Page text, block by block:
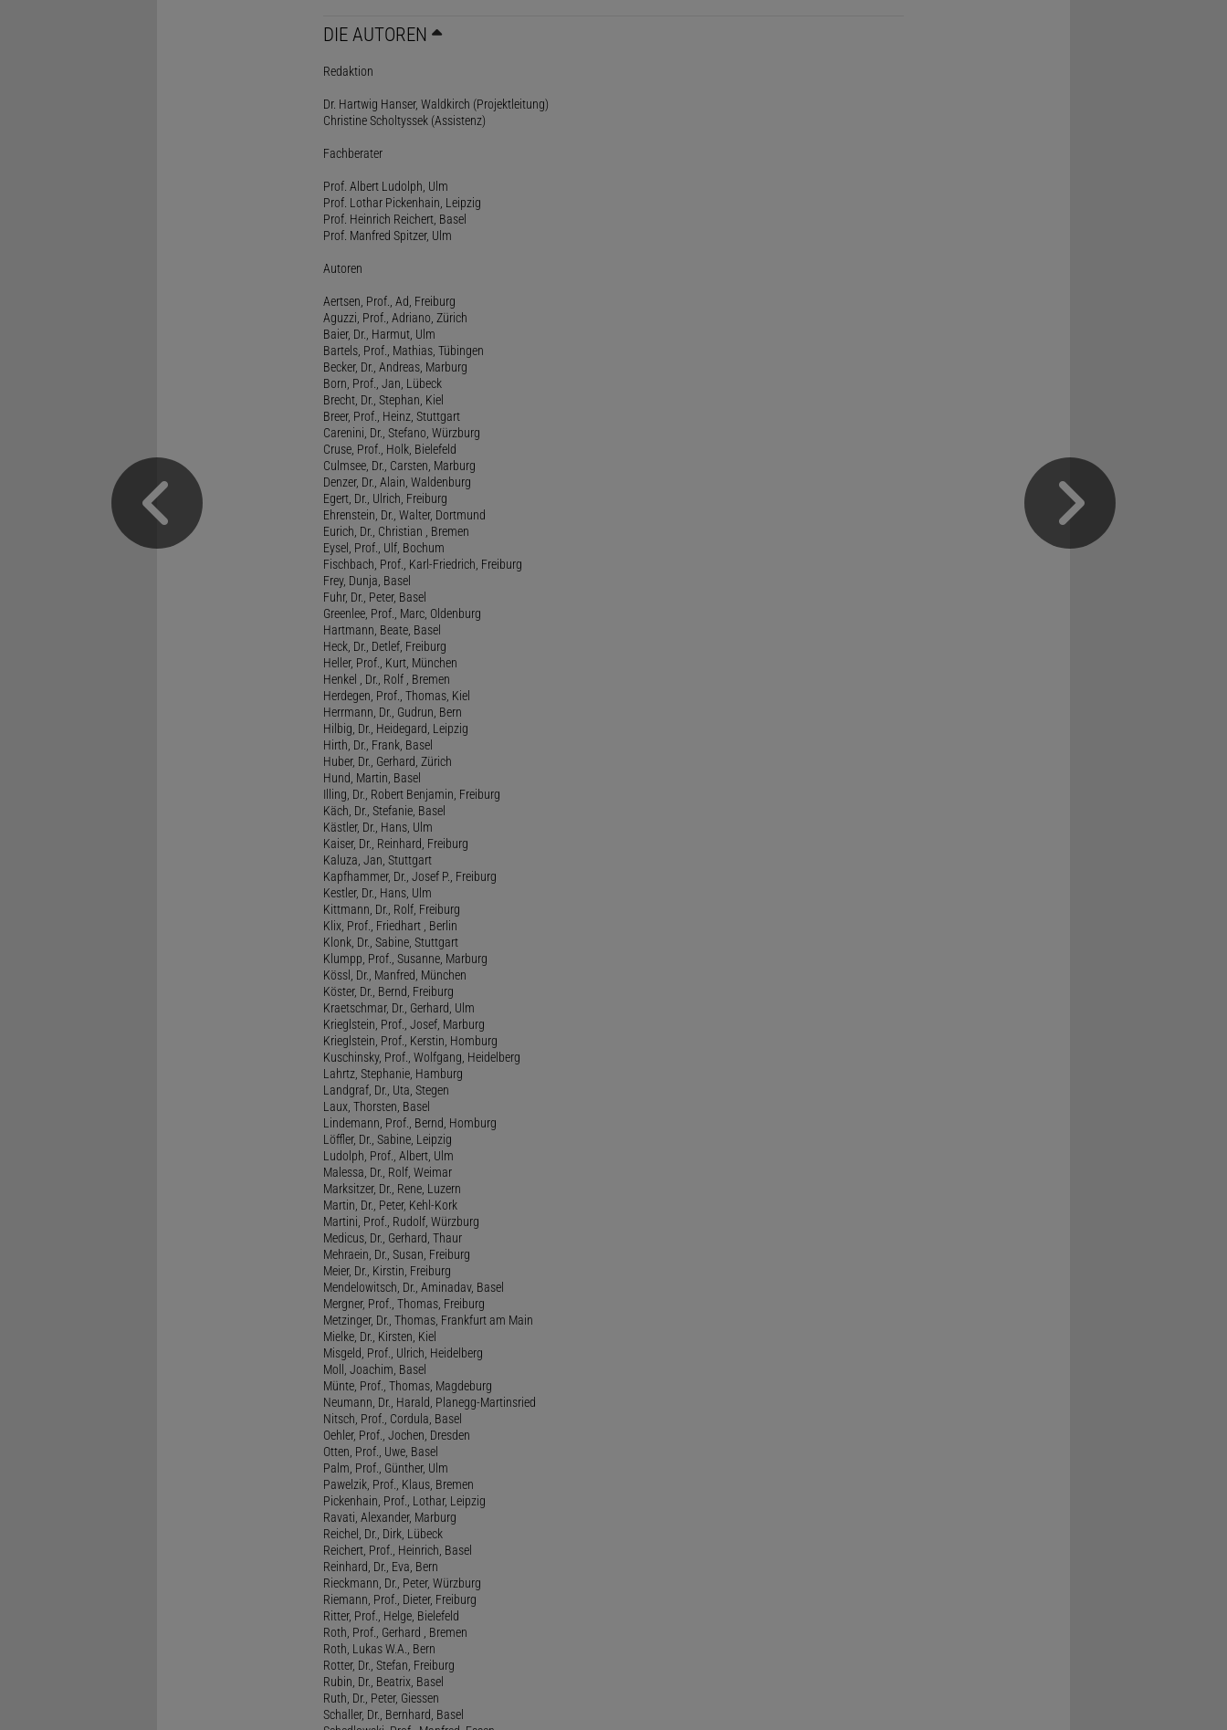
DIE AUTOREN
Redaktion
Dr. Hartwig Hanser, Waldkirch (Projektleitung)
Christine Scholtyssek (Assistenz)
Fachberater
Prof. Albert Ludolph, Ulm
Prof. Lothar Pickenhain, Leipzig
Prof. Heinrich Reichert, Basel
Prof. Manfred Spitzer, Ulm
Autoren
Aertsen, Prof., Ad, Freiburg
Aguzzi, Prof., Adriano, Zürich
Baier, Dr., Harmut, Ulm
Bartels, Prof., Mathias, Tübingen
Becker, Dr., Andreas, Marburg
Born, Prof., Jan, Lübeck
Brecht, Dr., Stephan, Kiel
Breer, Prof., Heinz, Stuttgart
Carenini, Dr., Stefano, Würzburg
Cruse, Prof., Holk, Bielefeld
Culmsee, Dr., Carsten, Marburg
Denzer, Dr., Alain, Waldenburg
Egert, Dr., Ulrich, Freiburg
Ehrenstein, Dr., Walter, Dortmund
Eurich, Dr., Christian , Bremen
Eysel, Prof., Ulf, Bochum
Fischbach, Prof., Karl-Friedrich, Freiburg
Frey, Dunja, Basel
Fuhr, Dr., Peter, Basel
Greenlee, Prof., Marc, Oldenburg
Hartmann, Beate, Basel
Heck, Dr., Detlef, Freiburg
Heller, Prof., Kurt, München
Henkel , Dr., Rolf , Bremen
Herdegen, Prof., Thomas, Kiel
Herrmann, Dr., Gudrun, Bern
Hilbig, Dr., Heidegard, Leipzig
Hirth, Dr., Frank, Basel
Huber, Dr., Gerhard, Zürich
Hund, Martin, Basel
Illing, Dr., Robert Benjamin, Freiburg
Käch, Dr., Stefanie, Basel
Kästler, Dr., Hans, Ulm
Kaiser, Dr., Reinhard, Freiburg
Kaluza, Jan, Stuttgart
Kapfhammer, Dr., Josef P., Freiburg
Kestler, Dr., Hans, Ulm
Kittmann, Dr., Rolf, Freiburg
Klix, Prof., Friedhart , Berlin
Klonk, Dr., Sabine, Stuttgart
Klumpp, Prof., Susanne, Marburg
Kössl, Dr., Manfred, München
Köster, Dr., Bernd, Freiburg
Kraetschmar, Dr., Gerhard, Ulm
Krieglstein, Prof., Josef, Marburg
Krieglstein, Prof., Kerstin, Homburg
Kuschinsky, Prof., Wolfgang, Heidelberg
Lahrtz, Stephanie, Hamburg
Landgraf, Dr., Uta, Stegen
Laux, Thorsten, Basel
Lindemann, Prof., Bernd, Homburg
Löffler, Dr., Sabine, Leipzig
Ludolph, Prof., Albert, Ulm
Malessa, Dr., Rolf, Weimar
Marksitzer, Dr., Rene, Luzern
Martin, Dr., Peter, Kehl-Kork
Martini, Prof., Rudolf, Würzburg
Medicus, Dr., Gerhard, Thaur
Mehraein, Dr., Susan, Freiburg
Meier, Dr., Kirstin, Freiburg
Mendelowitsch, Dr., Aminadav, Basel
Mergner, Prof., Thomas, Freiburg
Metzinger, Dr., Thomas, Frankfurt am Main
Mielke, Dr., Kirsten, Kiel
Misgeld, Prof., Ulrich, Heidelberg
Moll, Joachim, Basel
Münte, Prof., Thomas, Magdeburg
Neumann, Dr., Harald, Planegg-Martinsried
Nitsch, Prof., Cordula, Basel
Oehler, Prof., Jochen, Dresden
Otten, Prof., Uwe, Basel
Palm, Prof., Günther, Ulm
Pawelzik, Prof., Klaus, Bremen
Pickenhain, Prof., Lothar, Leipzig
Ravati, Alexander, Marburg
Reichel, Dr., Dirk, Lübeck
Reichert, Prof., Heinrich, Basel
Reinhard, Dr., Eva, Bern
Rieckmann, Dr., Peter, Würzburg
Riemann, Prof., Dieter, Freiburg
Ritter, Prof., Helge, Bielefeld
Roth, Prof., Gerhard , Bremen
Roth, Lukas W.A., Bern
Rotter, Dr., Stefan, Freiburg
Rubin, Dr., Beatrix, Basel
Ruth, Dr., Peter, Giessen
Schaller, Dr., Bernhard, Basel